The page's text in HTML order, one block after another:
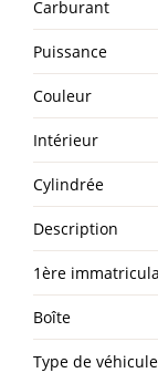
Carburant
Puissance
Couleur
Intérieur
Cylindrée
Description
1ère
Boîte
Type de véhicule